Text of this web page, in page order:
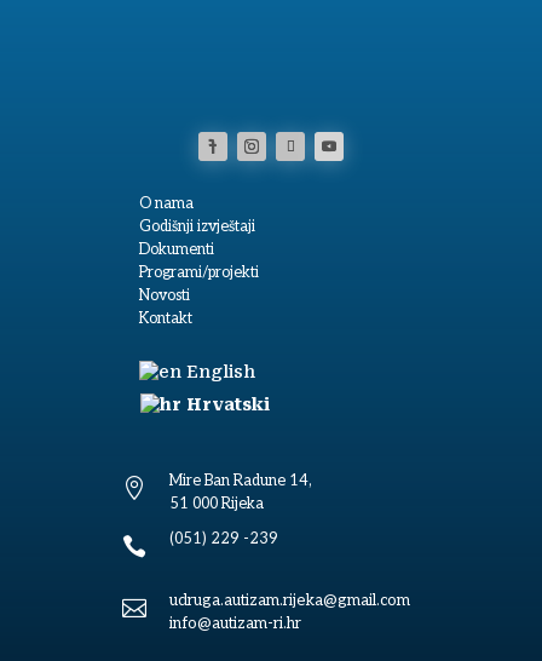
O nama
Godišnji izvještaji
Dokumenti
Programi/projekti
Novosti
Kontakt
English
Hrvatski

Mire Ban Radune 14,
51 000 Rijeka
 (051) 229 -239

udruga.autizam.rijeka@gmail.com
info@autizam-ri.hr